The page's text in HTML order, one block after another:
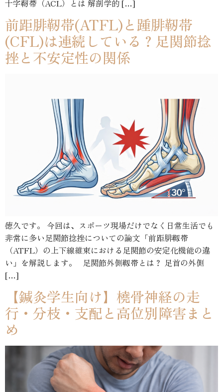
十字靭帯（ACL）とは 解剖学的 […]
前距腓靭帯(ATFL)と踵腓靭帯
(CFL)は連続している？足関節捻
挫と不安定性の関係
徳久です。 今回は、スポーツ現場だけでなく日常生活でも
非常に多い足関節捻挫についての論文「前距腓靱帯
（ATFL）の上下線維束における足関節の安定化機能の違
い」を解説します。 足関節外側靱帯とは？ 足首の外側
[…]
【鍼灸学生向け】橈骨神経の走
行・分枝・支配と高位別障害まと
め